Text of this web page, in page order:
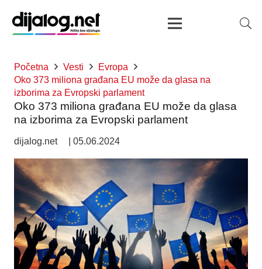
Početna Vesti
Evropa
Oko 373 miliona građana EU može da glasa na
izborima za Evropski parlament
Oko 373 miliona građana EU može da glasa
na izborima za Evropski parlament
dijalog.net |05.06.2024